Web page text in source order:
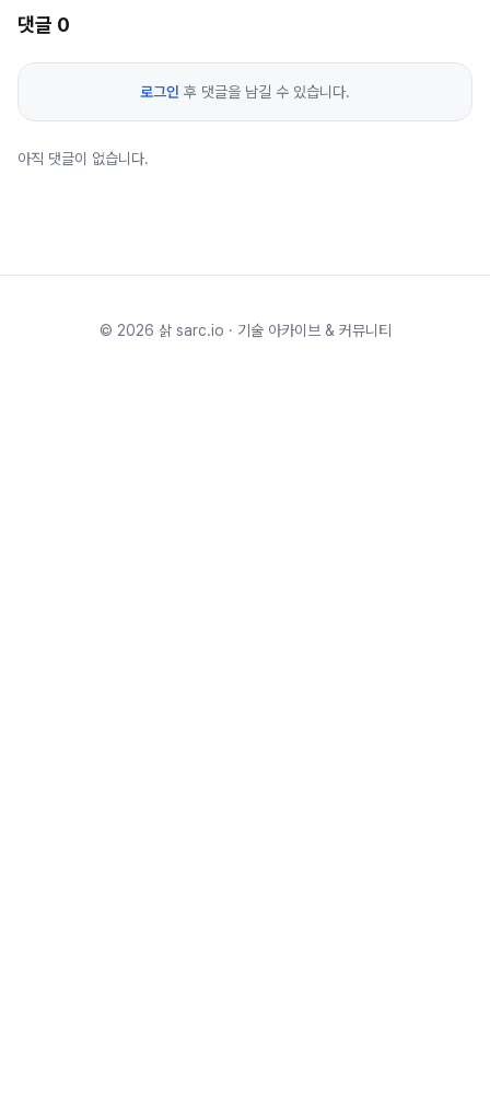
댓글 0
로그인 후 댓글을 남길 수 있습니다.
아직 댓글이 없습니다.
© 2026 삵 sarc.io · 기술 아카이브 & 커뮤니티